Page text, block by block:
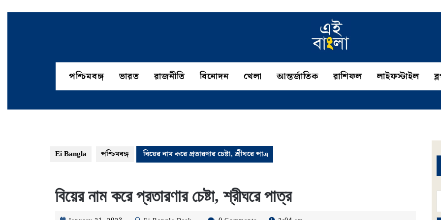
পশ্চিমবঙ্গ ভারত রাজনীতি বিনোদন খেলা আন্তর্জাতিক রাশিফল লাইফস্টাইল
Ei Bangla পশ্চিমবঙ্গ বিয়ের নাম করে প্রতারণার চেষ্টা, শ্রীঘরে পাত্র
বিয়ের নাম করে প্রতারণার চেষ্টা, শ্রীঘরে পাত্র